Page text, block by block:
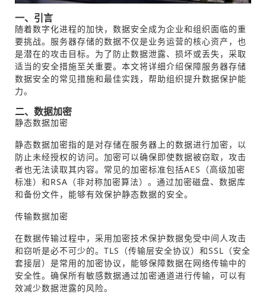
一、引言
随着数字化进程的加快，数据安全成为企业和组织面临的重
要挑战。服务器存储的数据不仅是业务运营的核心资产，也
是潜在的攻击目标。为了防止数据泄露、损坏或丢失，采取
适当的安全措施至关重要。本文将详细介绍保障服务器存储
数据安全的常见措施和最佳实践，帮助组织提升数据保护能
力。
二、数据加密
静态数据加密
静态数据加密指的是对存储在服务器上的数据进行加密，以
防止未经授权的访问。加密可以确保即使数据被窃取，攻击
者也无法读取其内容。常见的加密标准包括AES（高级加密
标准）和RSA（非对称加密算法）。通过加密磁盘、数据库
和备份文件，能够有效保护静态数据的安全。
传输数据加密
在数据传输过程中，采用加密技术保护数据免受中间人攻击
和窃听是必不可少的。TLS（传输层安全协议）和SSL（安全
套接层）是常用的加密协议，能够保障数据在网络传输中的
安全性。确保所有敏感数据通过加密通道进行传输，可以有
效减少数据泄露的风险。